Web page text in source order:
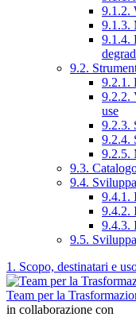
9.1.2.
9.1.3.
9.1.4.
9.2.
9.2.1.
9.2.2.
use
9.2.3.
9.2.4.
9.2.5.
9.3.
9.4.
9.4.1.
9.4.2.
9.4.3.
9.5.
1. Scopo, destinatari e
Team per la
in collaborazione con